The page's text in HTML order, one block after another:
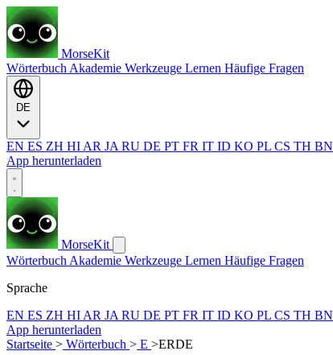
MorseKit
Wörterbuch Akademie Werkzeuge Lernen Häufige Fragen
EN ES ZH HI AR JA RU DE PT FR IT ID KO PL CS TH BN
App herunterladen
MorseKit
Wörterbuch Akademie Werkzeuge Lernen Häufige Fragen
Sprache
EN ES ZH HI AR JA RU DE PT FR IT ID KO PL CS TH BN
App herunterladen
Startseite > Wörterbuch > E >ERDE